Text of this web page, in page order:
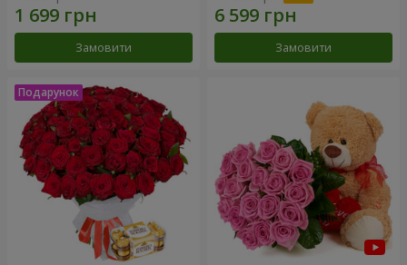
Замовити Замовити